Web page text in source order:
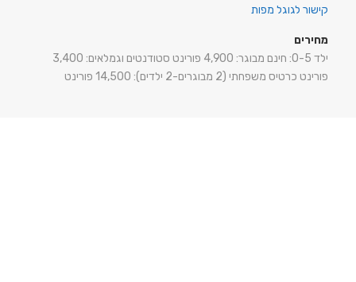
קישור לגוגל מפות
מחירים
ילד 0-5: חינם מבוגר: 4,900 פורינט סטודנטים וגמלאים: 3,400
פורינט כרטיס משפחתי (2 מבוגרים-2 ילדים): 14,500 פורינט